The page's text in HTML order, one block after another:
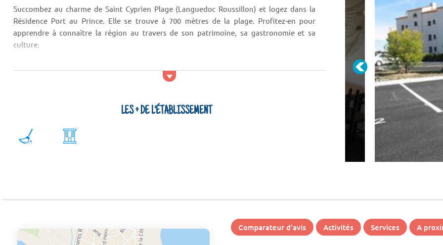
Succombez au charme de Saint Cyprien Plage (Languedoc Roussillon) et logez dans la
Résidence Port au Prince. Elle se trouve à 700 mètres de la plage. Profitez-en pour
apprendre à connaître la région au travers de son patrimoine, sa gastronomie et sa
culture.
Services
Pour votre tranquillité d'esprit, choisissez le service de nettoyage de fin de séjour.
LES + DE L'ÉTABLISSEMENT
Comparateur d'avis Activités Services A